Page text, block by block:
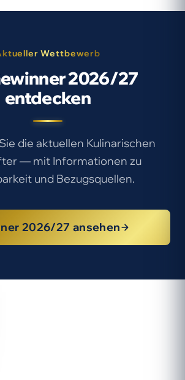
Wettbewerb
2026/27
entdecken
die aktuellen Kulinarischen
— mit Informationen zu
und Bezugsquellen.
2026/27 ansehen